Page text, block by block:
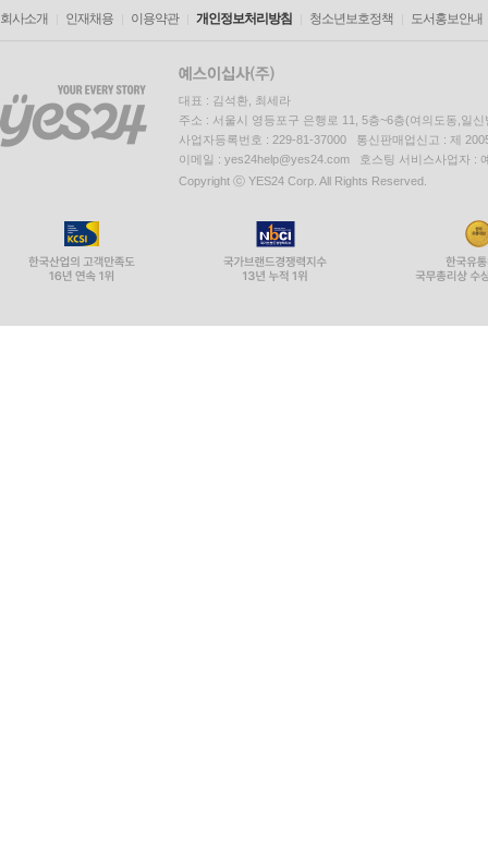
회사소개 인재채용 이용약관 개인정보처리방침 청소년보호정책 도서홍보안내
대표 : 김석환, 최세라
주소 : 서울시 영등포구 은행로 11, 5층~6층(여의도동,일신
사업자등록번호 : 229-81-37000 통신판매업신고 : 제
이메일 : yes24help@yes24.com 호스팅 서비스사업자 :
Copyright ⓒ YES24 Corp. All Rights Reserved.